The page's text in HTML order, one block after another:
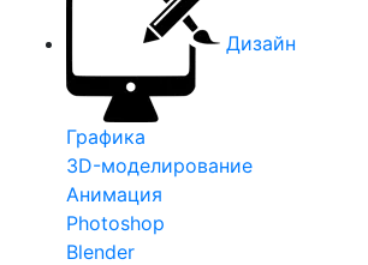
Дизайн
Графика
3D-моделирование
Анимация
Photoshop
Blender